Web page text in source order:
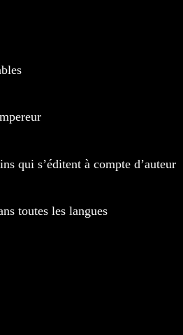
qui s’éditent à compte d’auteur
toutes les langues